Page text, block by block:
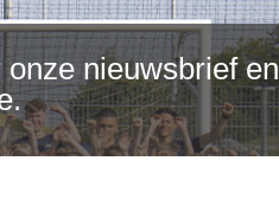
nieuwsbrief en